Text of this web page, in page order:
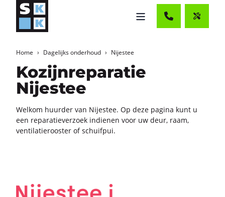
Home Dagelijks onderhoud Nijestee
Kozijnreparatie
Nijestee
Wel­kom huur­der van Nijes­tee. Op deze pa­gi­na kunt u
een re­pa­ra­tie­ver­zoek in­die­nen voor uw deur, raam,
ven­ti­la­tie­roos­ter of schuif­pui.